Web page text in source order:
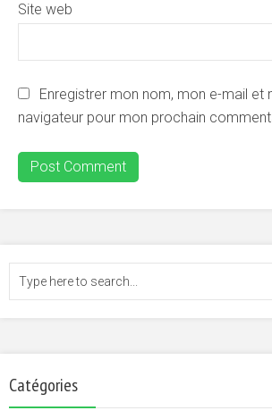
Site web
Enregistrer mon nom, mon e-mail et
navigateur pour mon prochain
Catégories